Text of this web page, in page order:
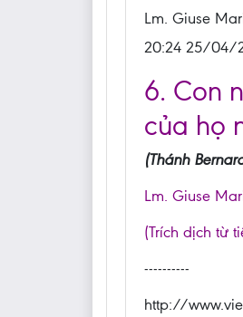
Lm. Giuse
20:24 25/04/
6. Con
của họ
(Thánh
Lm. Giuse
(Trích dịch từ
----------
http://